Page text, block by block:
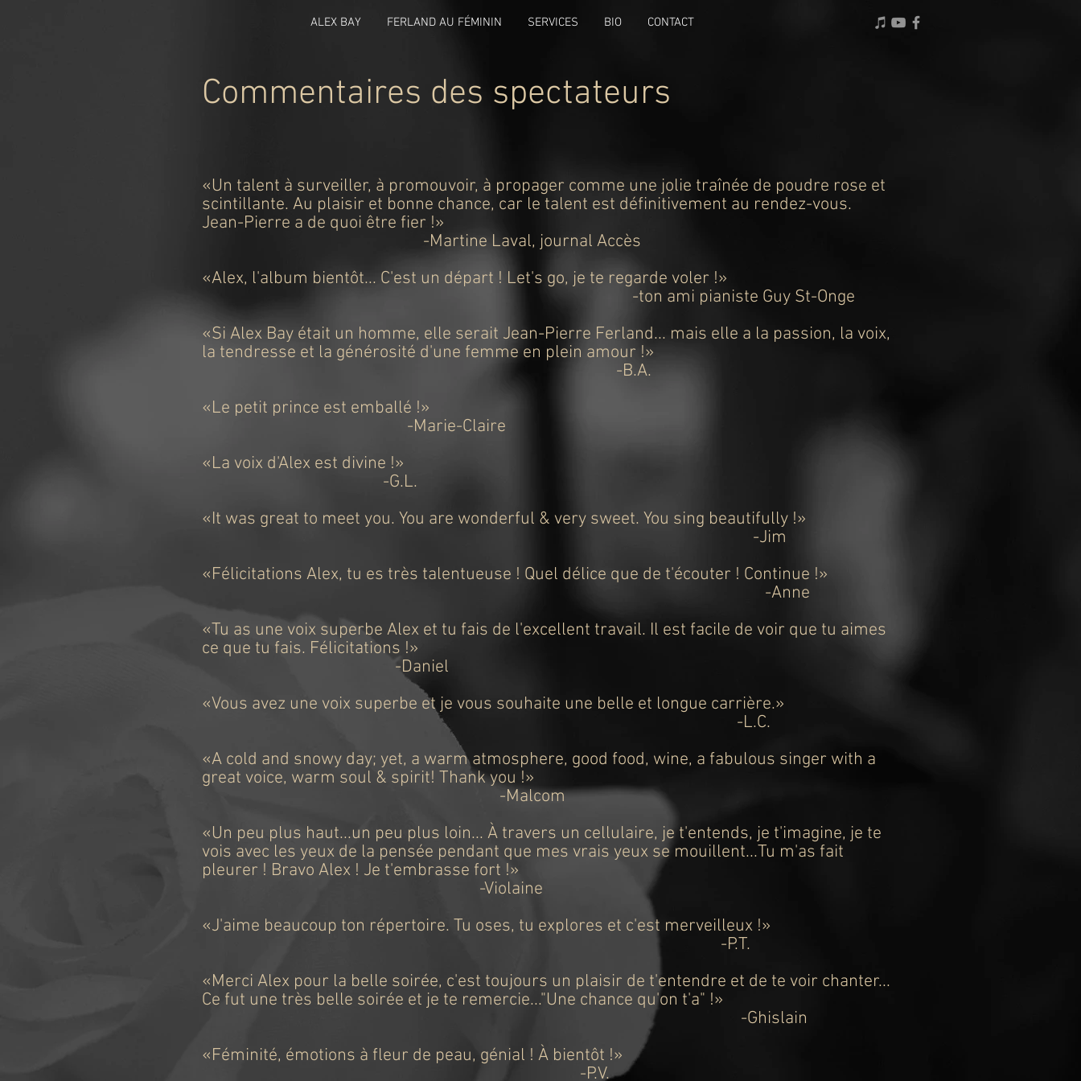
ALEX BAY FERLAND AU FÉMININ SERVICES BIO CONTACT
Commentaires des spectateurs
«Un talent à surveiller, à promouvoir, à propager comme une jolie traînée de poudre rose et
scintillante. Au plaisir et bonne chance, car le talent est définitivement au rendez-vous.
Jean-Pierre a de quoi être fier !»
-Martine Laval, journal Accès
«Alex, l'album bientôt... C'est un départ ! Let's go, je te regarde voler !»
-ton ami pianiste Guy St-Onge
«Si Alex Bay était un homme, elle serait Jean-Pierre Ferland... mais elle a la passion, la voix,
la tendresse et la générosité d'une femme en plein amour !»
-B.A.
«Le petit prince est emballé !»
-Marie-Claire
«La voix d'Alex est divine !»
-G.L.
«It was great to meet you. You are wonderful & very sweet. You sing beautifully !»
-Jim
«Félicitations Alex, tu es très talentueuse ! Quel délice que de t'écouter ! Continue !»
-Anne
«Tu as une voix superbe Alex et tu fais de l'excellent travail. Il est facile de voir que tu aimes
ce que tu fais. Félicitations !»
-Daniel
«Vous avez une voix superbe et je vous souhaite une belle et longue carrière.»
-L.C.
«A cold and snowy day; yet, a warm atmosphere, good food, wine, a fabulous singer with a
great voice, warm soul & spirit! Thank you !»
-Malcom
«Un peu plus haut...un peu plus loin... À travers un cellulaire, je t'entends, je t'imagine, je te
vois avec les yeux de la pensée pendant que mes vrais yeux se mouillent...Tu m'as fait
pleurer ! Bravo Alex ! Je t'embrasse fort !»
-Violaine
«J'aime beaucoup ton répertoire. Tu oses, tu explores et c'est merveilleux !»
-P.T.
«Merci Alex pour la belle soirée, c'est toujours un plaisir de t'entendre et de te voir chanter...
Ce fut une très belle soirée et je te remercie..."Une chance qu'on t'a" !»
-Ghislain
«Féminité, émotions à fleur de peau, génial ! À bientôt !»
-P.V.